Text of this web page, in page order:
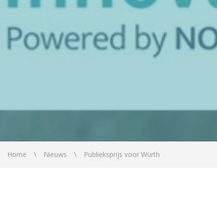
Home Nieuws Publieksprijs voor Würth